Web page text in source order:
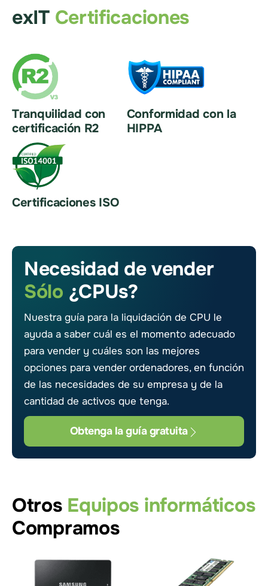
exIT Certificaciones
Tranquilidad con
certificación R2
Conformidad con la
HIPPA
Certificaciones ISO
Necesidad de vender
Sólo ¿CPUs?
Nuestra guía para la liquidación de CPU le
ayuda a saber cuál es el momento adecuado
para vender y cuáles son las mejores
opciones para vender ordenadores, en función
de las necesidades de su empresa y de la
cantidad de activos que tenga.
Obtenga la guía gratuita
Otros Equipos informáticos
Compramos